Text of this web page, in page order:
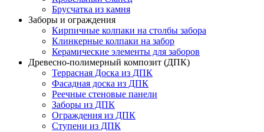
Брусчатка из камня
Заборы и ограждения
Кирпичные колпаки на столбы забора
Клинкерные колпаки на забор
Керамические элементы для заборов
Древесно-полимерный композит (ДПК)
Террасная Доска из ДПК
Фасадная доска из ДПК
Реечные стеновые панели
Заборы из ДПК
Ограждения из ДПК
Ступени из ДПК